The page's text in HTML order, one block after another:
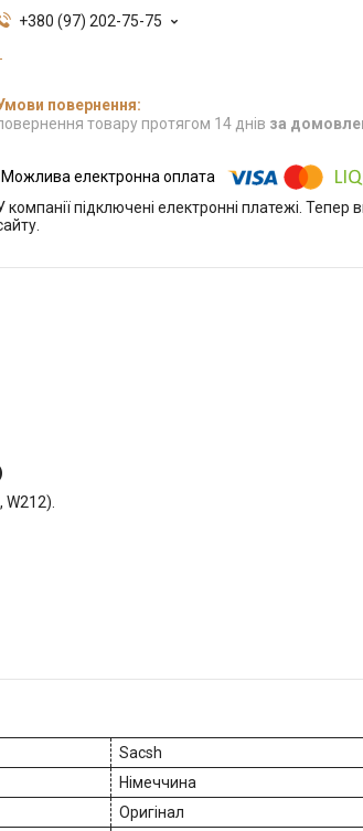
+380 (97) 202-75-75
товару протягом 14 днів за
компанії підключені електронні платежі.
W212).
Sacsh
Німеччина
Оригінал